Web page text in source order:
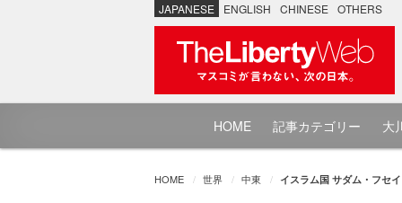
JAPANESE ENGLISH CHINESE OTHERS
HOME 記事カテゴリー 大
HOME 世界 中東 イスラム国 サダム・フセ